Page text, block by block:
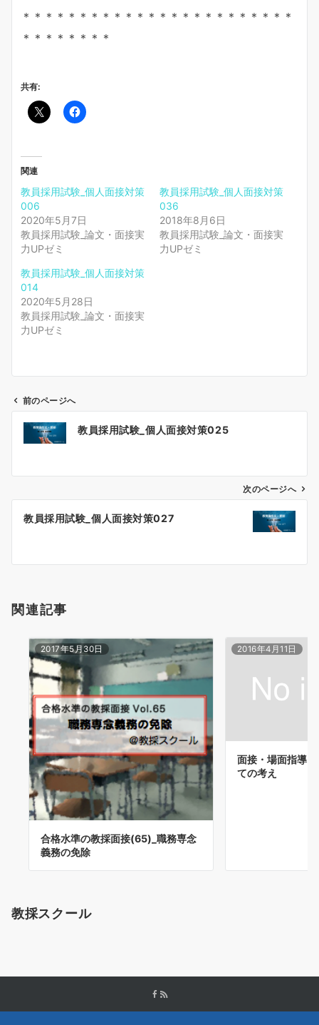
＊＊＊＊＊＊＊＊＊＊＊＊＊＊＊＊＊＊＊＊＊＊＊＊
＊＊＊＊＊＊＊＊
共有:
関連
教員採用試験_個人面接対策
006
2020年5月7日
教員採用試験_論文・面接実
力UPゼミ
教員採用試験_個人面接対策
036
2018年8月6日
教員採用試験_論文・面接実
力UPゼミ
教員採用試験_個人面接対策
014
2020年5月28日
教員採用試験_論文・面接実
力UPゼミ
ン
前のページへ
教員採用試験_個人面接対策025
次のページへ
教員採用試験_個人面接対策027
関連記事
2017年5月30日
合格水準の教採面接(65)_職務専念
義務の免除
2016年4月11日
面接・場面指導
ての考え
教採スクール